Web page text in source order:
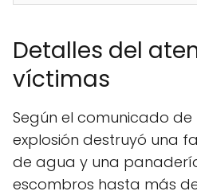
Detalles del
víctimas
Según el comunicado de
explosión destruyó una
de agua y una
escombros hasta más